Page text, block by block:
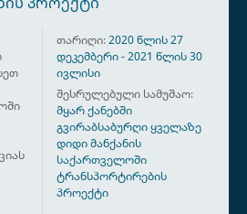
თარიღი:2020 წლის 27
დეკემბერი - 2021 წლის 30
ივლისი
შესრულებული სამუშაო:
მყარ ქანებში
გვირაბსაბურღი ყველაზე
დიდი მანქანის
საქართველოში
ტრანსპორტირების
პროექტი